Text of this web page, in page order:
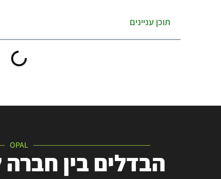
תוכן עניינים
OPAL
הבדלים בין